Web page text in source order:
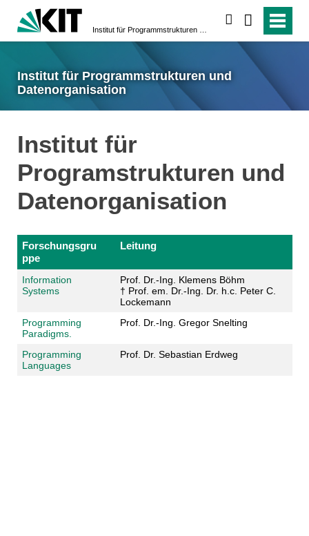
Institut für Programmstrukturen und
Datenorganisation
Institut für
Programstrukturen und
Datenorganisation
Forschungsgru
ppe
Leitung
Information
Systems
Prof. Dr.-Ing. Klemens Böhm
† Prof. em. Dr.-Ing. Dr. h.c. Peter C.
Lockemann
Programming
Paradigms.
Prof. Dr.-Ing. Gregor Snelting
Programming
Languages
Prof. Dr. Sebastian Erdweg